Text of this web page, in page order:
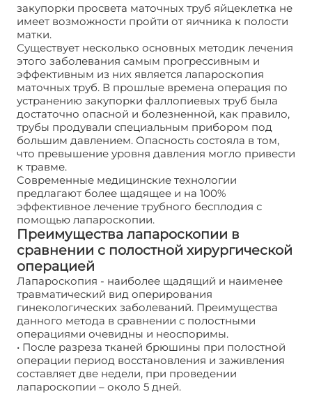
закупорки просвета маточных труб яйцеклетка не
имеет возможности пройти от яичника к полости
матки.
Существует несколько основных методик лечения
этого заболевания самым прогрессивным и
эффективным из них является лапароскопия
маточных труб. В прошлые времена операция по
устранению закупорки фаллопиевых труб была
достаточно опасной и болезненной, как правило,
трубы продували специальным прибором под
большим давлением. Опасность состояла в том,
что превышение уровня давления могло привести
к травме.
Современные медицинские технологии
предлагают более щадящее и на 100%
эффективное лечение трубного бесплодия с
помощью лапароскопии.
Преимущества лапароскопии в
сравнении с полостной хирургической
операцией
Лапароскопия - наиболее щадящий и наименее
травматический вид оперирования
гинекологических заболеваний. Преимущества
данного метода в сравнении с полостными
операциями очевидны и неоспоримы.
• После разреза тканей брюшины при полостной
операции период восстановления и заживления
составляет две недели, при проведении
лапароскопии – около 5 дней.